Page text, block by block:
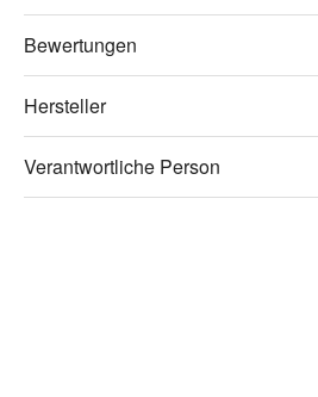
Bewertungen
Hersteller
Verantwortliche Person